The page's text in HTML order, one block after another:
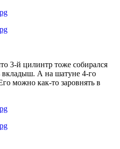
3-й цилинтр тоже собирался
вкладыш. А на шатуне 4-го
можно как-то заровнять в